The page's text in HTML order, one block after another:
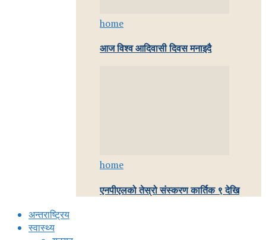
home
आज विश्व आदिवासी दिवस मनाइदै
home
एनपीएलको तेस्रो संस्करण कार्तिक ९ देखि
अन्तराष्ट्रिय
स्वास्थ्य